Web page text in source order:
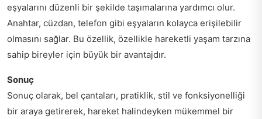
eşyalarını düzenli bir şekilde taşımalarına yardımcı olur.
Anahtar, cüzdan, telefon gibi eşyaların kolayca erişilebilir
olmasını sağlar. Bu özellik, özellikle hareketli yaşam tarzına
sahip bireyler için büyük bir avantajdır.
Sonuç
Sonuç olarak, bel çantaları, pratiklik, stil ve fonksiyonelliği
bir araya getirerek, hareket halindeyken mükemmel bir